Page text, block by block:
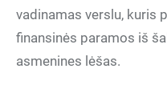
vadinamas verslu, kuris
finansinės paramos iš
asmenines lėšas.